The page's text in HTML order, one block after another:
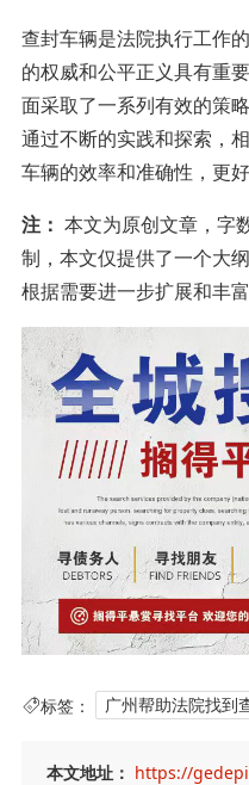
查封车辆是法院执行工作
的权威和公平正义具有重
面采取了一系列有效的策
通过不断的实践和探索，
车辆的效率和准确性，更
注： 本文为原创文章，字
制，本文仅提供了一个大
根据需要进一步扩展和丰
标签： 广州帮助法院找到
本文地址： https://